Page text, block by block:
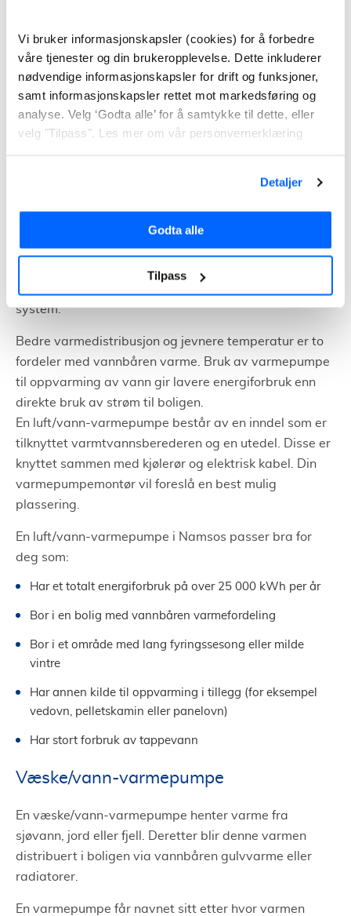
Vi bruker informasjonskapsler (cookies) for å forbedre
våre tjenester og din brukeropplevelse. Dette inkluderer
nødvendige informasjonskapsler for drift og funksjoner,
samt informasjonskapsler rettet mot markedsføring og
analyse. Velg ‘Godta alle’ for å samtykke til dette, eller
velg "Tilpass". Les mer om vår personvernerklæring
Detaljer
Godta alle
Tilpass
de rommene du ønsker å varme opp
Bor i en bolig der det ikke er aktuelt å bytte vinduer eller
etterisolere
Har andre alternative varmekilder til de kaldeste
periodene
eller avtrekksluft. Varmen blir deretter distribuert i
boligen via vannbåren gulvvarme eller radiatorer.
Varmen brukes som oftest til å oppvarme tappevann
system.
Bedre varmedistribusjon og jevnere temperatur er to
fordeler med vannbåren varme. Bruk av varmepumpe
til oppvarming av vann gir lavere energiforbruk enn
direkte bruk av strøm til boligen.
En luft/vann-varmepumpe består av en inndel som er
tilknyttet varmtvannsberederen og en utedel. Disse er
knyttet sammen med kjølerør og elektrisk kabel. Din
varmepumpemontør vil foreslå en best mulig
plassering.
En luft/vann-varmepumpe i Namsos passer bra for
deg som:
Har et totalt energiforbruk på over 25 000 kWh per år
Bor i en bolig med vannbåren varmefordeling
Bor i et område med lang fyringssesong eller milde
vintre
Har annen kilde til oppvarming i tillegg (for eksempel
vedovn, pelletskamin eller panelovn)
Har stort forbruk av tappevann
Væske/vann-varmepumpe
En væske/vann-varmepumpe henter varme fra
sjøvann, jord eller fjell. Deretter blir denne varmen
distribuert i boligen via vannbåren gulvvarme eller
radiatorer.
En varmepumpe får navnet sitt etter hvor varmen